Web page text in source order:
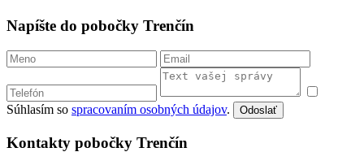
Napíšte do pobočky Trenčín
Súhlasím so spracovaním osobných údajov. Odoslať
Kontakty pobočky Trenčín